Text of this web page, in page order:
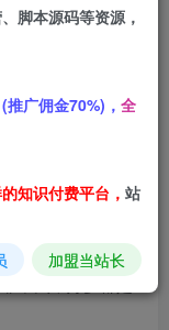
视频
脚本源码等资源，
广佣金70%)， 全
知识付费平台， 站
加盟当站长